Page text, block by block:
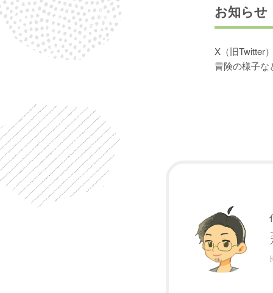
お知らせ
X（旧Twitter
冒険の様子